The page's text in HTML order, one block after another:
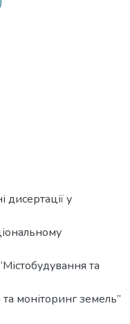
у
та
та моніторинг земель”